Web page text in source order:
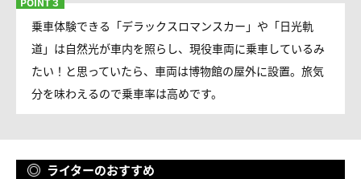
乗車体験できる「デラックスロマンスカー」や「日光軌
道」は自然光が車内を照らし、現役車両に乗車しているみ
たい！と思っていたら、車両は博物館の屋外に設置。旅気
分を味わえるので乗車率は高めです。
ライターのおすすめ